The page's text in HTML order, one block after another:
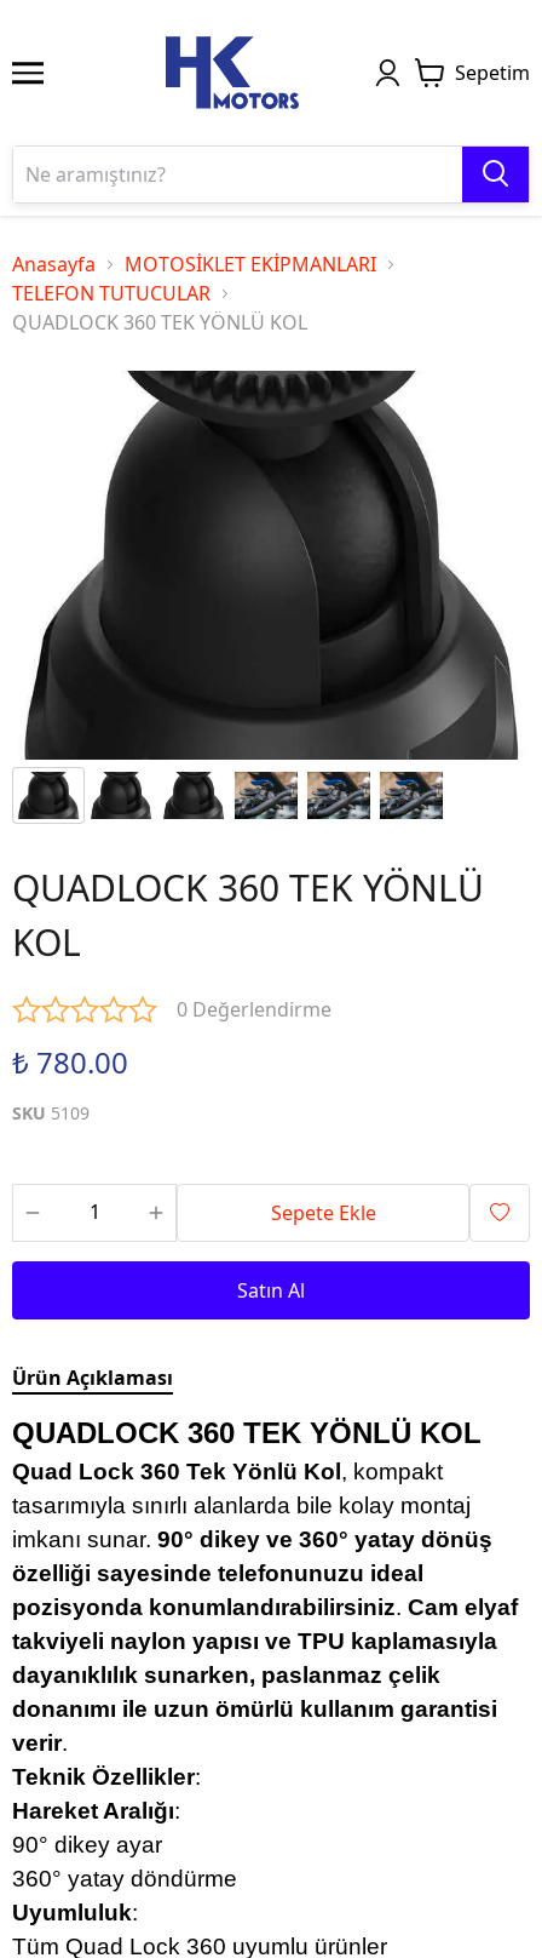
Sepetim
Anasayfa
MOTOSİKLET EKİPMANLARI
TELEFON TUTUCULAR
QUADLOCK 360 TEK YÖNLÜ KOL
QUADLOCK 360 TEK YÖNLÜ
KOL
0 Değerlendirme
₺ 780.00
SKU 5109
Sepete Ekle
Satın Al
Ürün Açıklaması
QUADLOCK 360 TEK YÖNLÜ KOL
Quad Lock 360 Tek Yönlü Kol , kompakt
tasarımıyla sınırlı alanlarda bile kolay montaj
imkanı sunar. 90° dikey ve 360° yatay dönüş
özelliği sayesinde telefonunuzu ideal
pozisyonda konumlandırabilirsiniz. Cam elyaf
takviyeli naylon yapısı ve TPU kaplamasıyla
dayanıklılık sunarken, paslanmaz çelik
donanımı ile uzun ömürlü kullanım garantisi
verir.
Teknik Özellikler:
Hareket Aralığı:
90° dikey ayar
360° yatay döndürme
Uyumluluk:
Tüm Quad Lock 360 uyumlu ürünler